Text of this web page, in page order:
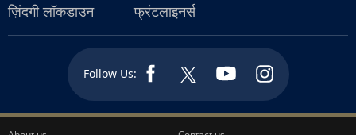
ज़िंदगी लॉकडाउन
फ्रंटलाइनर्स
Follow Us: